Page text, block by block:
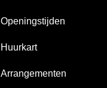
Openingstijden
Huurkart
Arrangementen